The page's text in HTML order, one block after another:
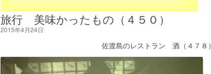
旅行 美味かったもの（４５０）
2015年4月24日
佐渡島のレストラン 酒（４７８）